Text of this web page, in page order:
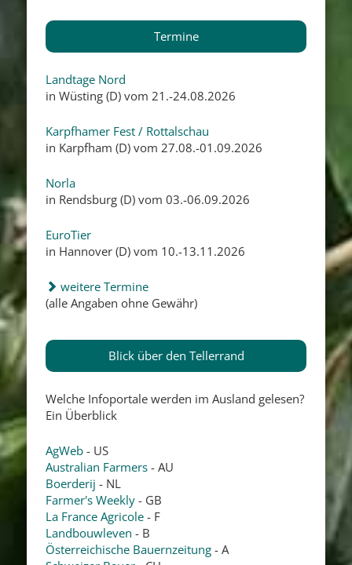
Termine
Landtage Nord
in Wüsting (D) vom 21.-24.08.2026
Karpfhamer Fest / Rottalschau
in Karpfham (D) vom 27.08.-01.09.2026
Norla
in Rendsburg (D) vom 03.-06.09.2026
EuroTier
in Hannover (D) vom 10.-13.11.2026
weitere Termine
(alle Angaben ohne Gewähr)
Blick über den Tellerrand
Welche Infoportale werden im Ausland gelesen?
Ein Überblick
AgWeb - US
Australian Farmers - AU
Boerderij - NL
Farmer's Weekly - GB
La France Agricole - F
Landbouwleven - B
Österreichische Bauernzeitung - A